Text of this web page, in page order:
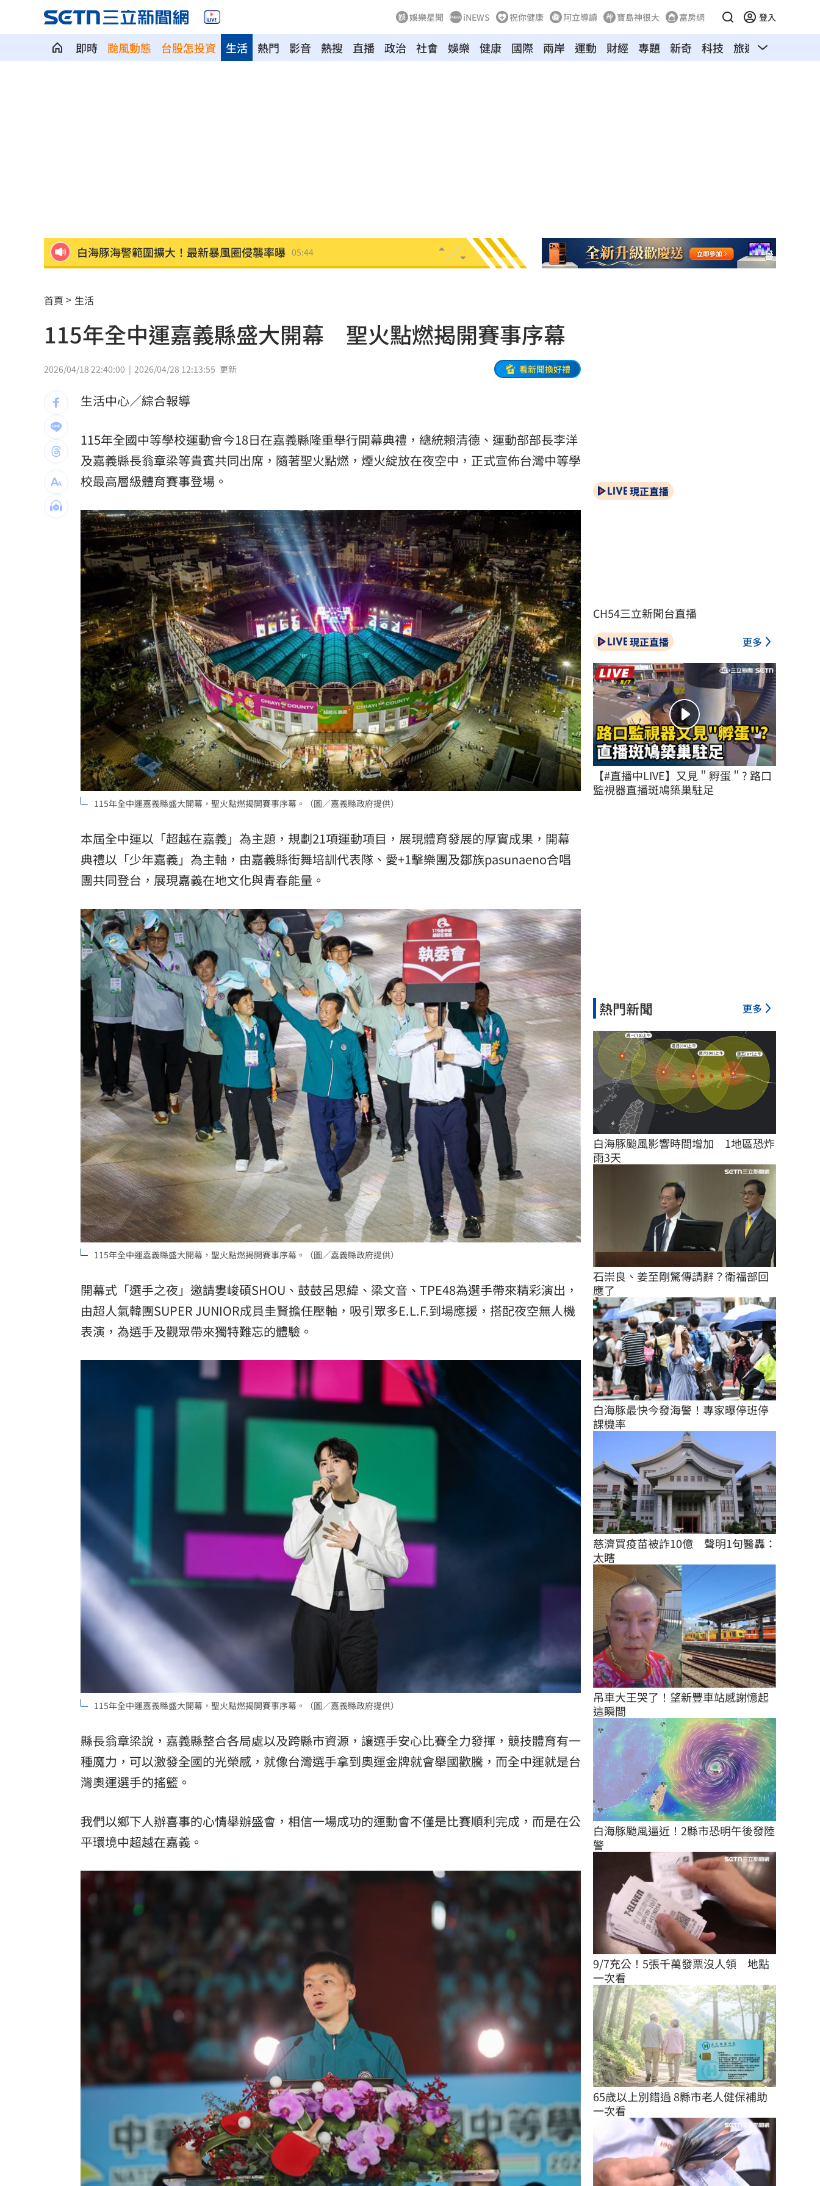
娛樂星聞 iNEWS 祝你健康 阿立導讀 寶島神很大 富房網 登入
即時 颱風動態 台股怎投資 熱門 影音 熱搜 直播 政治 社會 娛樂
生活 健康 國際 兩岸 運動 財經 專題 新奇 科技 旅遊 汽車
慈濟遭詐10億 國民黨不認錯反嗆⋯網炸鍋 05:43
美通過制裁案！川普可課俄國商品500%關稅
日本銀髮族瘋工作 逾4成想做到80歲 05:05
解散統促黨？他曝翁曉玲一招：恐白忙一場
疫苗真相！蔣萬安嗆一句 謝金河痛心發聲
爆掛表妹當小三！表姊擅貼IG下場慘了 04:17
半導體與綠能雙箭頭！ 「它」霸氣狂賺
老後離婚財產怎麼分？ 丈夫退休金拒分 03:08
「這餐飲集團」擺脫陰霾！上半年營收創高 03:06
賓士S500擋浩劫！車主這話暖哭全網 01:53
台股暴跌誰最能扛 高含金這幾檔繳正報酬 01:45
Q2獲利年增221% 愛普*EPS衝4.18元！ 01:20
台灣彩券開獎直播中 20:31
LIVE三立+24小時直播 15:27
三立iNEWS新聞台線上直播 18:00
台彩父親節推新刮刮樂千萬頭獎超「爸」氣 12:00
商場戰國來臨 台中「頂奢大道」逐漸成形 12:00
「拍片人的多重宇宙」職涯論壇9/12登場！
8國球員齊聚高雄 Formosa 7s掀足球熱潮 10:00
理想混蛋號召粉絲跨海追星吃美食！ 18:15
首頁 生活
115年全中運嘉義縣盛大開幕 聖火點燃揭開賽事序幕
2026/04/18 22:40:00 2026/04/28 12:13:55 更新 看新聞換好禮
生活中心／綜合報導
115年全國中等學校運動會今18日在嘉義縣隆重舉行開幕典禮，總統賴清德、運動部部長李洋
及嘉義縣長翁章梁等貴賓共同出席，隨著聖火點燃，煙火綻放在夜空中，正式宣佈台灣中等學
校最高層級體育賽事登場。
115年全中運嘉義縣盛大開幕，聖火點燃揭開賽事序幕。（圖／嘉義縣政府提供）
本屆全中運以「超越在嘉義」為主題，規劃21項運動項目，展現體育發展的厚實成果，開幕
典禮以「少年嘉義」為主軸，由嘉義縣街舞培訓代表隊、愛+1擊樂團及鄒族pasunaeno合唱
團共同登台，展現嘉義在地文化與青春能量。
115年全中運嘉義縣盛大開幕，聖火點燃揭開賽事序幕。（圖／嘉義縣政府提供）
開幕式「選手之夜」邀請婁峻碩SHOU、鼓鼓呂思緯、梁文音、TPE48為選手帶來精彩演出，
由超人氣韓團SUPER JUNIOR成員圭賢擔任壓軸，吸引眾多E.L.F.到場應援，搭配夜空無人機
表演，為選手及觀眾帶來獨特難忘的體驗。
115年全中運嘉義縣盛大開幕，聖火點燃揭開賽事序幕。（圖／嘉義縣政府提供）
縣長翁章梁說，嘉義縣整合各局處以及跨縣市資源，讓選手安心比賽全力發揮，競技體育有一
種魔力，可以激發全國的光榮感，就像台灣選手拿到奧運金牌就會舉國歡騰，而全中運就是台
灣奧運選手的搖籃。
我們以鄉下人辦喜事的心情舉辦盛會，相信一場成功的運動會不僅是比賽順利完成，而是在公
平環境中超越在嘉義。
現正直播
CH54三立新聞台直播
現正直播 更多
【#直播中LIVE】又見＂孵蛋＂? 路口
監視器直播斑鳩築巢駐足
熱門新聞 更多
白海豚颱風影響時間增加　1地區恐炸
雨3天
石崇良、姜至剛驚傳請辭？衛福部回
應了
白海豚最快今發海警！專家曝停班停
課機率
慈濟買疫苗被詐10億　聲明1句醫轟：
太瞎
吊車大王哭了！望新豐車站感謝憶起
這瞬間
白海豚颱風逼近！2縣市恐明午後發陸
警
9/7充公！5張千萬發票沒人領　地點
一次看
65歲以上別錯過 8縣市老人健保補助
一次看